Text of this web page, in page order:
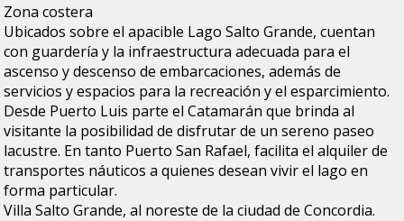
Zona costera
Ubicados sobre el apacible Lago Salto Grande, cuentan
con guardería y la infraestructura adecuada para el
ascenso y descenso de embarcaciones, además de
servicios y espacios para la recreación y el esparcimiento.
Desde Puerto Luis parte el Catamarán que brinda al
visitante la posibilidad de disfrutar de un sereno paseo
lacustre. En tanto Puerto San Rafael, facilita el alquiler de
transportes náuticos a quienes desean vivir el lago en
forma particular.
Villa Salto Grande, al noreste de la ciudad de Concordia.